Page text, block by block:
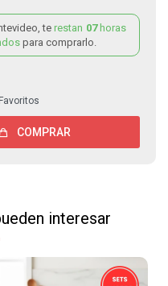
te restan 07horas
para comprarlo.
COMPRAR
interesar